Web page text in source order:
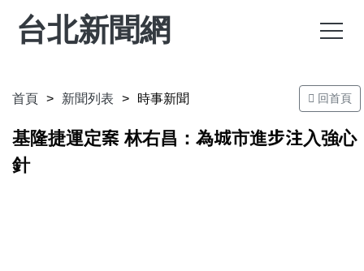
台北新聞網
首頁 新聞列表 時事新聞 回首頁
基隆捷運定案 林右昌：為城市進步注入強心
針